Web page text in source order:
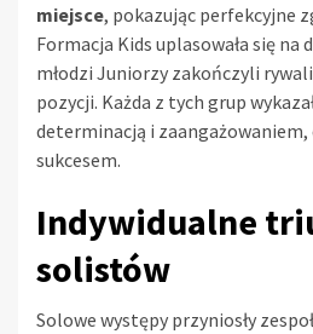
miejsce, pokazując perfekcyjne
Formacja Kids uplasowała się na
młodzi Juniorzy zakończyli
pozycji. Każda z tych grup
determinacją i zaangażowaniem,
sukcesem.
Indywidualne
solistów
Solowe występy przyniosły